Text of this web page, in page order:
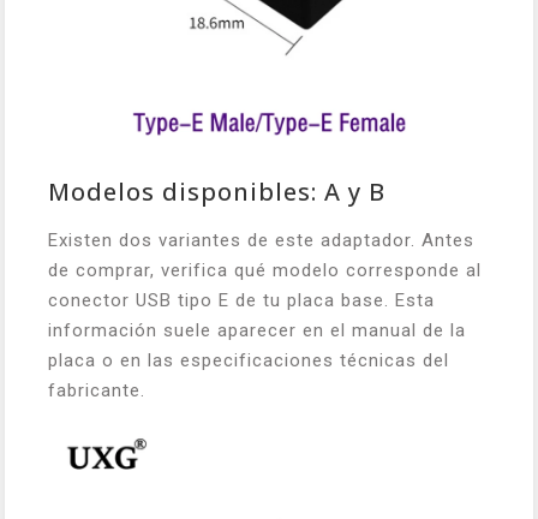
Modelos disponibles: A y B
Existen dos variantes de este adaptador. Antes
de comprar, verifica qué modelo corresponde al
conector USB tipo E de tu placa base. Esta
información suele aparecer en el manual de la
placa o en las especificaciones técnicas del
fabricante.